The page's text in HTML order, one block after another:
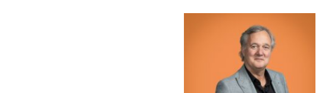
Meer informatie